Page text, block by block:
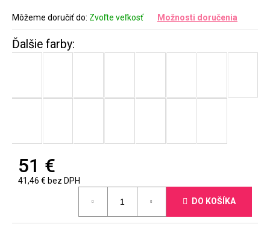
Môžeme doručiť do: Zvoľte veľkosť Možnosti doručenia
51 €
41,46 € bez DPH
DO KOŠÍKA